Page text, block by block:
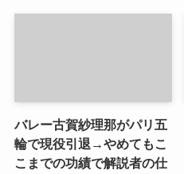
バレー古賀紗理那がパリ五
輪で現役引退→やめてもこ
こまでの功績で解説者の仕